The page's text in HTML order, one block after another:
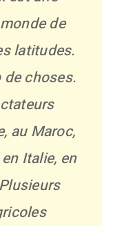
de
latitudes.
de choses.
au Maroc,
Italie, en